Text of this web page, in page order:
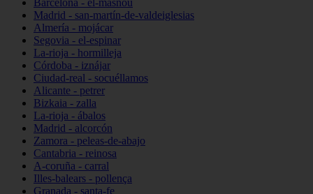
Barcelona - el-masnou
Madrid - san-martín-de-valdeiglesias
Almería - mojácar
Segovia - el-espinar
La-rioja - hormilleja
Córdoba - iznájar
Ciudad-real - socuéllamos
Alicante - petrer
Bizkaia - zalla
La-rioja - ábalos
Madrid - alcorcón
Zamora - peleas-de-abajo
Cantabria - reinosa
A-coruña - carral
Illes-balears - pollença
Granada - santa-fe